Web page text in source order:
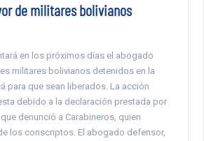
de militares bolivianos
en los próximos días el abogado
militares bolivianos detenidos en la
para que sean liberados. La acción
debido a la declaración prestada por
denunció a Carabineros, quien
los conscriptos. El abogado defensor,